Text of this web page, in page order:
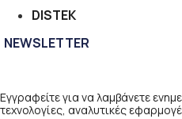
DISTEK
NEWSLETTER
Εγγραφείτε για να λαμβάνετε
τεχνολογίες, αναλυτικές